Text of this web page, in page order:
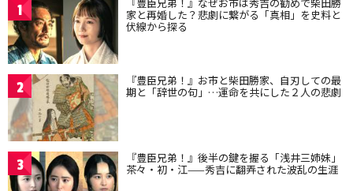
1 『豊臣兄弟！』なぜお市は秀吉の勧めで柴田勝
家と再婚した？悲劇に繋がる「真相」を史料と
伏線から探る
2 『豊臣兄弟！』お市と柴田勝家、自刃しての最
期と「辞世の句」…運命を共にした２人の悲劇
3 『豊臣兄弟！』後半の鍵を握る「浅井三姉妹」
茶々・初・江——秀吉に翻弄された波乱の生涯